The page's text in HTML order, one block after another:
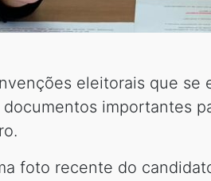
eleitorais que
importantes
foto recente do